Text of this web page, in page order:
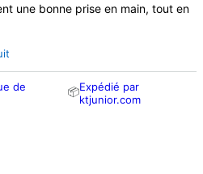
une bonne prise en main, tout en
de
📦Expédié par
ktjunior.com